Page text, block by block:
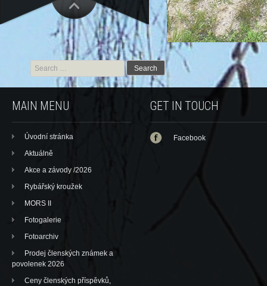
Search for:
MAIN MENU
Úvodní stránka
Aktuálně
Akce a závody /2026
Rybářský kroužek
MORS II
Fotogalerie
Fotoarchiv
Prodej členských známek a
povolenek 2026
Ceny členských příspěvků,
GET IN TOUCH
Facebook